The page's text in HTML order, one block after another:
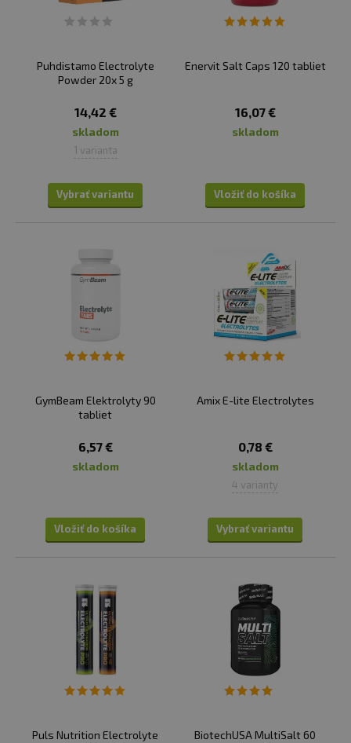
s dôrazom na základné elektrolyty: draslík, sodík,
bežný deň napr. ráno po prebudení či pri nadmernom
Na našem e-shopu najdete prémiové doplňky stravy
s vysokým obsahem elektrolytů látek kombinovaných
Puhdistamo Electrolyte
Powder 20x 5 g
14,42 €
skladom
1 varianta
Vybrať variantu
Enervit Salt Caps 120 tabliet
16,07 €
skladom
Vložiť do košíka
GymBeam Elektrolyty 90
tabliet
6,57 €
skladom
Vložiť do košíka
Amix E-lite Electrolytes
0,78 €
skladom
4 varianty
Vybrať variantu
Puls Nutrition Electrolyte
BiotechUSA MultiSalt 60